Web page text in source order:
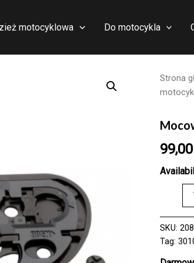
motocyklowa Do motocykla
Strona
99,00
HJC
HJ33
DO
KASKU
SKU:
Tag: